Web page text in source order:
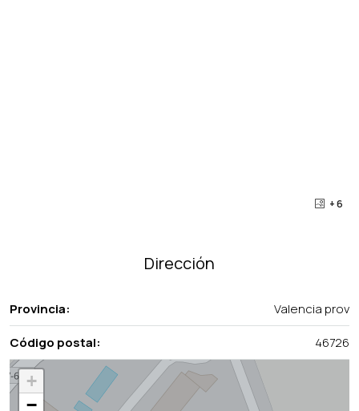
+ 6
Dirección
Provincia:
Valencia prov
Código postal:
46726
+
−